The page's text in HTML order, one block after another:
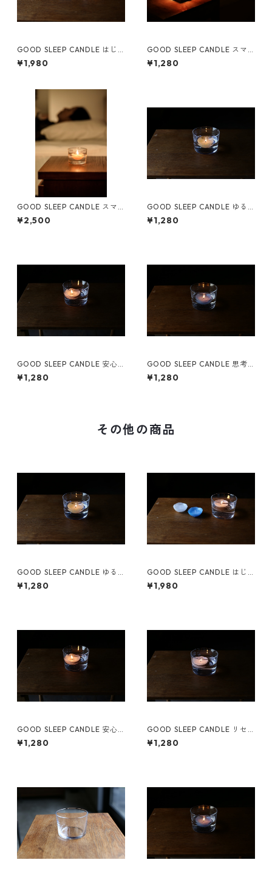
GOOD SLEEP CANDLE はじ
めての灯りセット
¥1,980
GOOD SLEEP CANDLE スマ
ホを置くための灯り（3colors
set）
¥1,280
GOOD SLEEP CANDLE スマ
ホを置くための灯り |1weekセ
ット
¥2,500
GOOD SLEEP CANDLE ゆる
む灯り（3個セット）
¥1,280
GOOD SLEEP CANDLE 安心
する灯り（3個セット）
¥1,280
GOOD SLEEP CANDLE 思考
を止める灯り（3個セット）
¥1,280
その他の商品
GOOD SLEEP CANDLE ゆる
む灯り（3個セット）
¥1,280
GOOD SLEEP CANDLE はじ
めての灯りセット
¥1,980
GOOD SLEEP CANDLE 安心
する灯り（3個セット）
¥1,280
GOOD SLEEP CANDLE リセ
ットする灯りセット（3個セッ
ト）
¥1,280